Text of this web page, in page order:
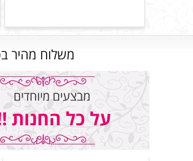
משלוח מהיר
מבצעים מיוחדים
על כל החנות